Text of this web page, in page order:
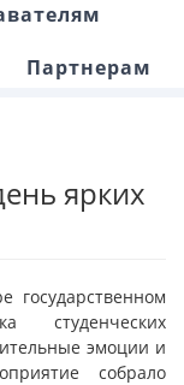
Партнерам
ярких
государственном
студенческих
эмоции и
собрало